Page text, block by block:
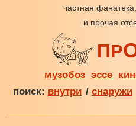
частная
и прочая
ПР
музобоз эссе
поиск: внутри / снаружи